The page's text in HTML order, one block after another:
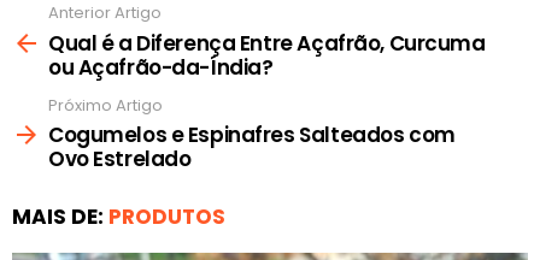
mais
Anterior Artigo
Qual é a Diferença Entre Açafrão, Curcuma
ou Açafrão-da-Índia?
Próximo Artigo
Cogumelos e Espinafres Salteados com
Ovo Estrelado
MAIS DE: PRODUTOS